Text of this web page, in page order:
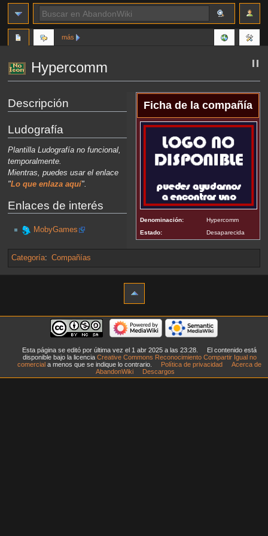
Hypercomm
a
navegación
a
búsqueda
Ficha de la compañía
Denominación:
Hypercomm
Estado:
Desaparecida
Descripción
Ludografía
Plantilla Ludografía no funcional,
temporalmente.
Mientras, puedes usar el enlace
"Lo que enlaza aquí".
Enlaces de interés
MobyGames
Categoría: Compañías
más
Esta página se editó por última vez el 1 abr 2025 a las 23:28.
El contenido está
disponible bajo la licencia Creative Commons Reconocimiento Compartir Igual no
comercial a menos que se indique lo contrario. Política de privacidad
Acerca de
AbandonWiki
Descargos